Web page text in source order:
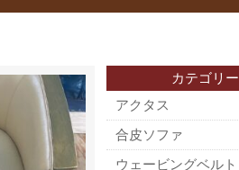
カテゴリー
アクタス
合皮ソファ
ウェービングベルト